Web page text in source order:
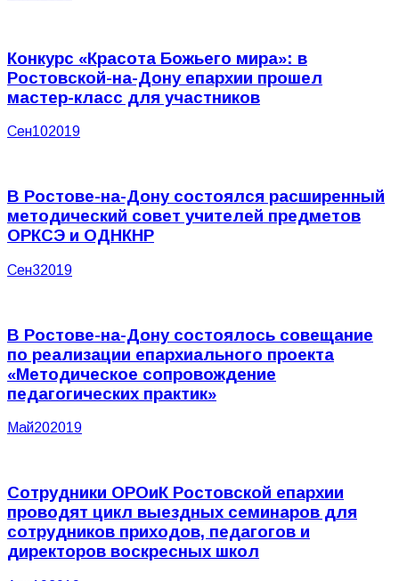
Конкурс «Красота Божьего мира»: в
Ростовской-на-Дону епархии прошел
мастер-класс для участников
Сен102019
В Ростове-на-Дону состоялся расширенный
методический совет учителей предметов
ОРКСЭ и ОДНКНР
Сен32019
В Ростове-на-Дону состоялось совещание
по реализации епархиального проекта
«Методическое сопровождение
педагогических практик»
Май202019
Сотрудники ОРОиК Ростовской епархии
проводят цикл выездных семинаров для
сотрудников приходов, педагогов и
директоров воскресных школ